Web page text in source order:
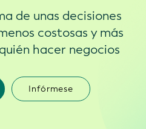
de unas decisiones
costosas y más
hacer negocios
Infórmese